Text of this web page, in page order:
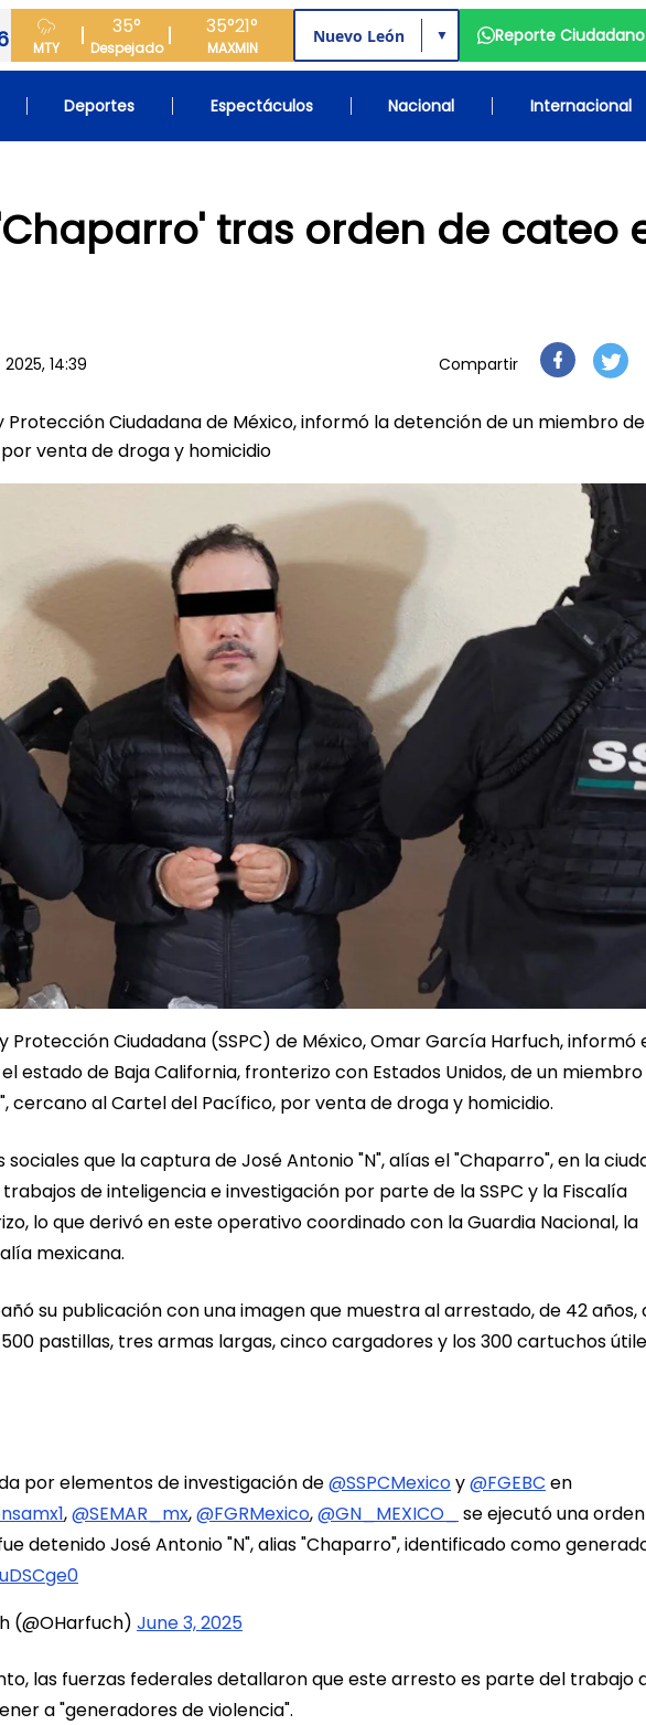
MTY
35°
Despejado
35°
MAX
21°
MIN
▼ Reporte Ciudadano
Deportes Espectáculos Nacional Internacional
tras orden de cateo
14:39 Compartir
Protección Ciudadana de México, informó la detención de un miembro
venta de droga y homicidio
Protección Ciudadana (SSPC) de México, Omar García Harfuch, informó
estado de Baja California, fronterizo con Estados Unidos, de un
cercano al Cartel del Pacífico, por venta de droga y homicidio.
sociales que la captura de José Antonio "N", alías el "Chaparro", en la
de inteligencia e investigación por parte de la SSPC y la Fiscalía
lo que derivó en este operativo coordinado con la Guardia Nacional, la
mexicana.
su publicación con una imagen que muestra al arrestado, de 42 años,
pastillas, tres armas largas, cinco cargadores y los 300 cartuchos
por elementos de investigación de@SSPCMexicoy@FGEBC en
,@SEMAR_mx,@FGRMexico,@GN_MEXICO_
se ejecutó una
detenido José Antonio "N", alias "Chaparro", identificado como
(@OHarfuch) June 3, 2025
las fuerzas federales detallaron que este arresto es parte del trabajo
a "generadores de violencia".